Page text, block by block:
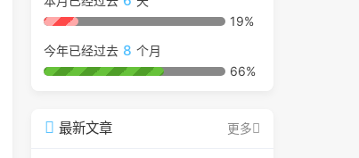
19%
今年已经过去 8 个月
66%
最新文章 更多